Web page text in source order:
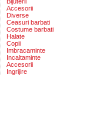
Accesorii
Diverse
Ceasuri barbati
Costume barbati
Halate
Copii
Imbracaminte
Incaltaminte
Accesorii
Ingrijire